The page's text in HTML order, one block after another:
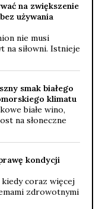
na zwiększenie
używania
nie musi
na siłowni. Istnieje
smak białego
klimatu
białe wino,
na słoneczne
kondycji
coraz więcej
zdrowotnymi